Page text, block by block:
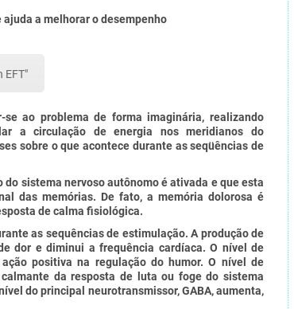
a melhorar o desempenho
EFT"
ao problema de forma imaginária, realizando
a circulação de energia nos meridianos do
sobre o que acontece durante as seqüências de
sistema nervoso autônomo é ativada e que esta
das memórias. De fato, a memória dolorosa é
de calma fisiológica.
as sequências de estimulação. A produção de
dor e diminui a frequência cardíaca. O nível de
positiva na regulação do humor.O nível de
da resposta de luta ou foge do sistema
do principal neurotransmissor, GABA, aumenta,